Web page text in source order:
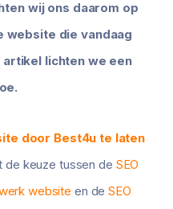
wij ons daarom op
website die vandaag
artikel lichten we een
door Best4u te laten
de keuze tussen de SEO
website en deSEO